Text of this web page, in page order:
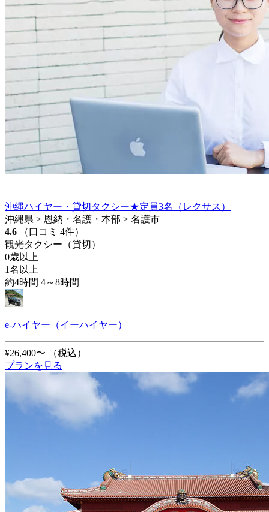
沖縄ハイヤー・貸切タクシー★定員3名（レクサス）
沖縄県 > 恩納・名護・本部 > 名護市
4.6
（口コミ 4件）
観光タクシー（貸切）
0歳以上
1名以上
約4時間 4～8時間
e-ハイヤー（イーハイヤー）
¥26,400〜
（税込）
プランを見る